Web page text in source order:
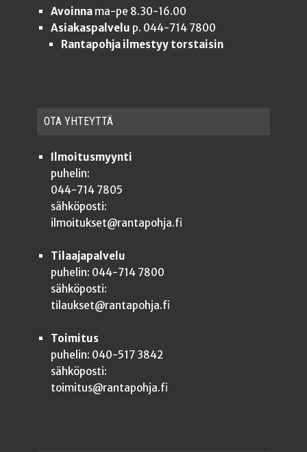
Avoinnama-pe 8.30-16.00
Asiakaspalvelu p. 044-714 7800
Rantapohja ilmestyy torstaisin
OTA YHTEYT­TÄ
Ilmoitusmyynti
puhelin:
044-714 7805
sähköposti:
ilmoitukset@rantapohja.fi
Tilaajapalvelu
puhelin: 044-714 7800
sähköposti:
tilaukset@rantapohja.fi
Toimitus
puhelin: 040-517 3842
sähköposti:
toimitus@rantapohja.fi